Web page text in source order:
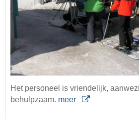
Het personeel is vriendelijk,
behulpzaam. meer